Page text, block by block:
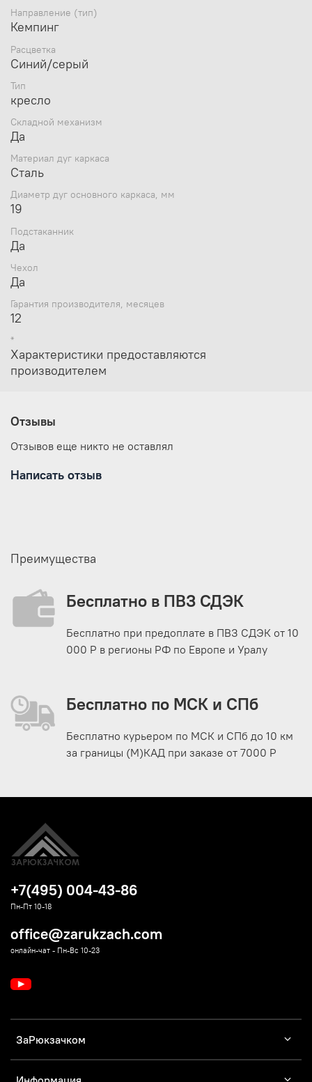
Направление (тип)
Кемпинг
Расцветка
Синий/серый
Тип
кресло
Складной механизм
Да
Материал дуг каркаса
Сталь
Диаметр дуг основного каркаса, мм
19
Подстаканник
Да
Чехол
Да
Гарантия производителя, месяцев
12
*
Характеристики предоставляются
производителем
Отзывы
Отзывов еще никто не оставлял
Написать отзыв
Преимущества
Бесплатно в ПВЗ СДЭК
Бесплатно при предоплате в ПВЗ СДЭК от 10
000 Р в регионы РФ по Европе и Уралу
Бесплатно по МСК и СПб
Бесплатно курьером по МСК и СПб до 10 км
за границы (М)КАД при заказе от 7000 Р
ЗаРюкзачком
+7(495) 004-43-86
Пн-Пт 10-18
office@zarukzach.com
онлайн-чат - Пн-Вс 10-23